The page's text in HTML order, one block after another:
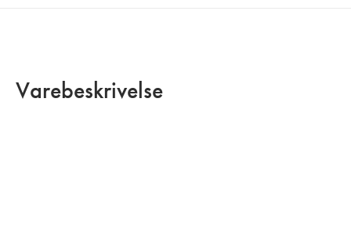
Varebeskrivelse